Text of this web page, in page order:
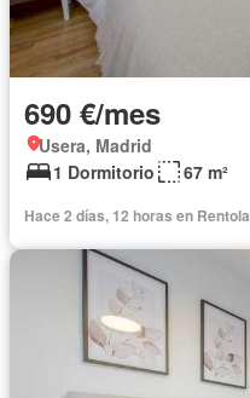
690 €/mes
Usera, Madrid
1 Dormitorio
67 m²
Hace 2 días, 12 horas en Rentola